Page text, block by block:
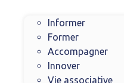
Informer
Former
Accompagner
Innover
Vie associative